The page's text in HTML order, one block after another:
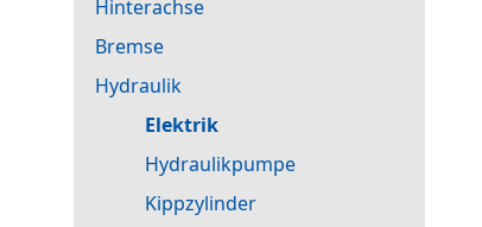
Hinterachse
Bremse
Hydraulik
Elektrik
Hydraulikpumpe
Kippzylinder